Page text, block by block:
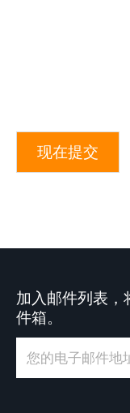
现在提交
加入邮件列表，
件箱。